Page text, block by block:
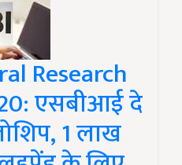
Research
एसबीआई दे
1 लाख